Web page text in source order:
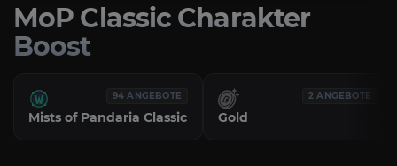
MoP Classic Charakter
Boost
94 ANGEBOTE
Mists of Pandaria Classic
2 ANGEBOTE
Gold